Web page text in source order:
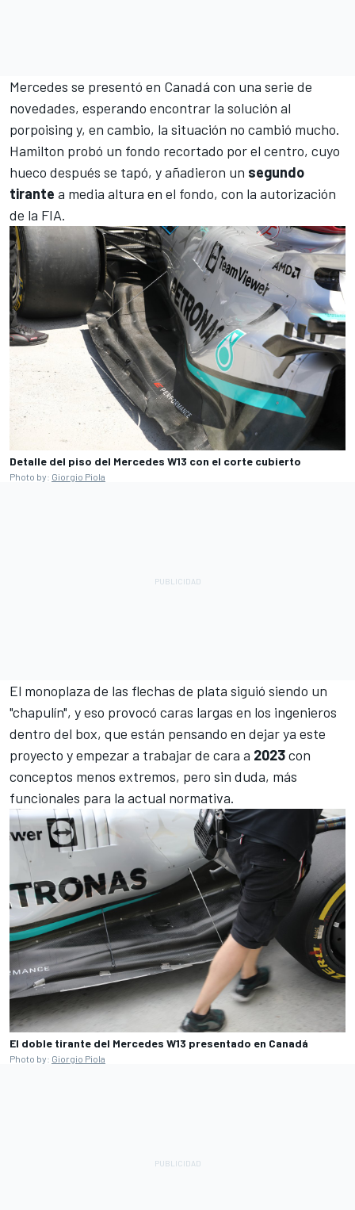
Mercedes se presentó en Canadá con una serie de
novedades, esperando encontrar la solución al
porpoising y, en cambio, la situación no cambió mucho.
Hamilton probó un fondo recortado por el centro, cuyo
hueco después se tapó, y añadieron un segundo
tirante a media altura en el fondo, con la autorización
de la FIA.
Detalle del piso del Mercedes W13 con el corte cubierto
Photo by: Giorgio Piola
El monoplaza de las flechas de plata siguió siendo un
"chapulín", y eso provocó caras largas en los ingenieros
dentro del box, que están pensando en dejar ya este
proyecto y empezar a trabajar de cara a 2023con
conceptos menos extremos, pero sin duda, más
funcionales para la actual normativa.
El doble tirante del Mercedes W13 presentado en Canadá
Photo by: Giorgio Piola